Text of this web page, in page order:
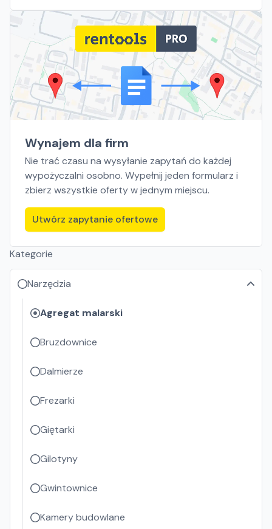
Wynajem dla firm
Nie trać czasu na wysyłanie zapytań do każdej
wypożyczalni osobno. Wypełnij jeden formularz i
zbierz wszystkie oferty w jednym miejscu.
Utwórz zapytanie ofertowe
Kategorie
Narzędzia
Agregat malarski
Bruzdownice
Dalmierze
Frezarki
Giętarki
Gilotyny
Gwintownice
Kamery budowlane